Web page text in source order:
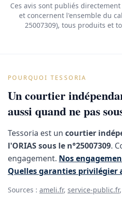
Ces avis sont publiés
et concernent l'ensemble du
25007309), tous produits et
POURQUOI TESSORIA
Un courtier
aussi quand ne pas
Tessoria est un courtier
l'ORIAS sous le n°25007309.
engagement. Nos
Quelles garanties privilégier
Sources : ameli.fr, service-public.fr,